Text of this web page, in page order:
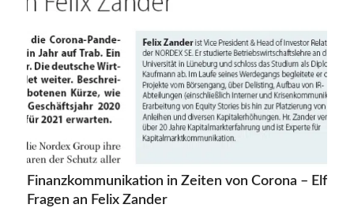
Finanzkommunikation in Zeiten von Corona – Elf
Fragen an Felix Zander